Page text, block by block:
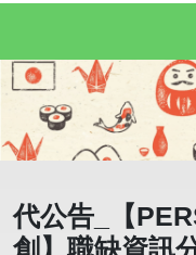
代公告_【
創】職缺資訊